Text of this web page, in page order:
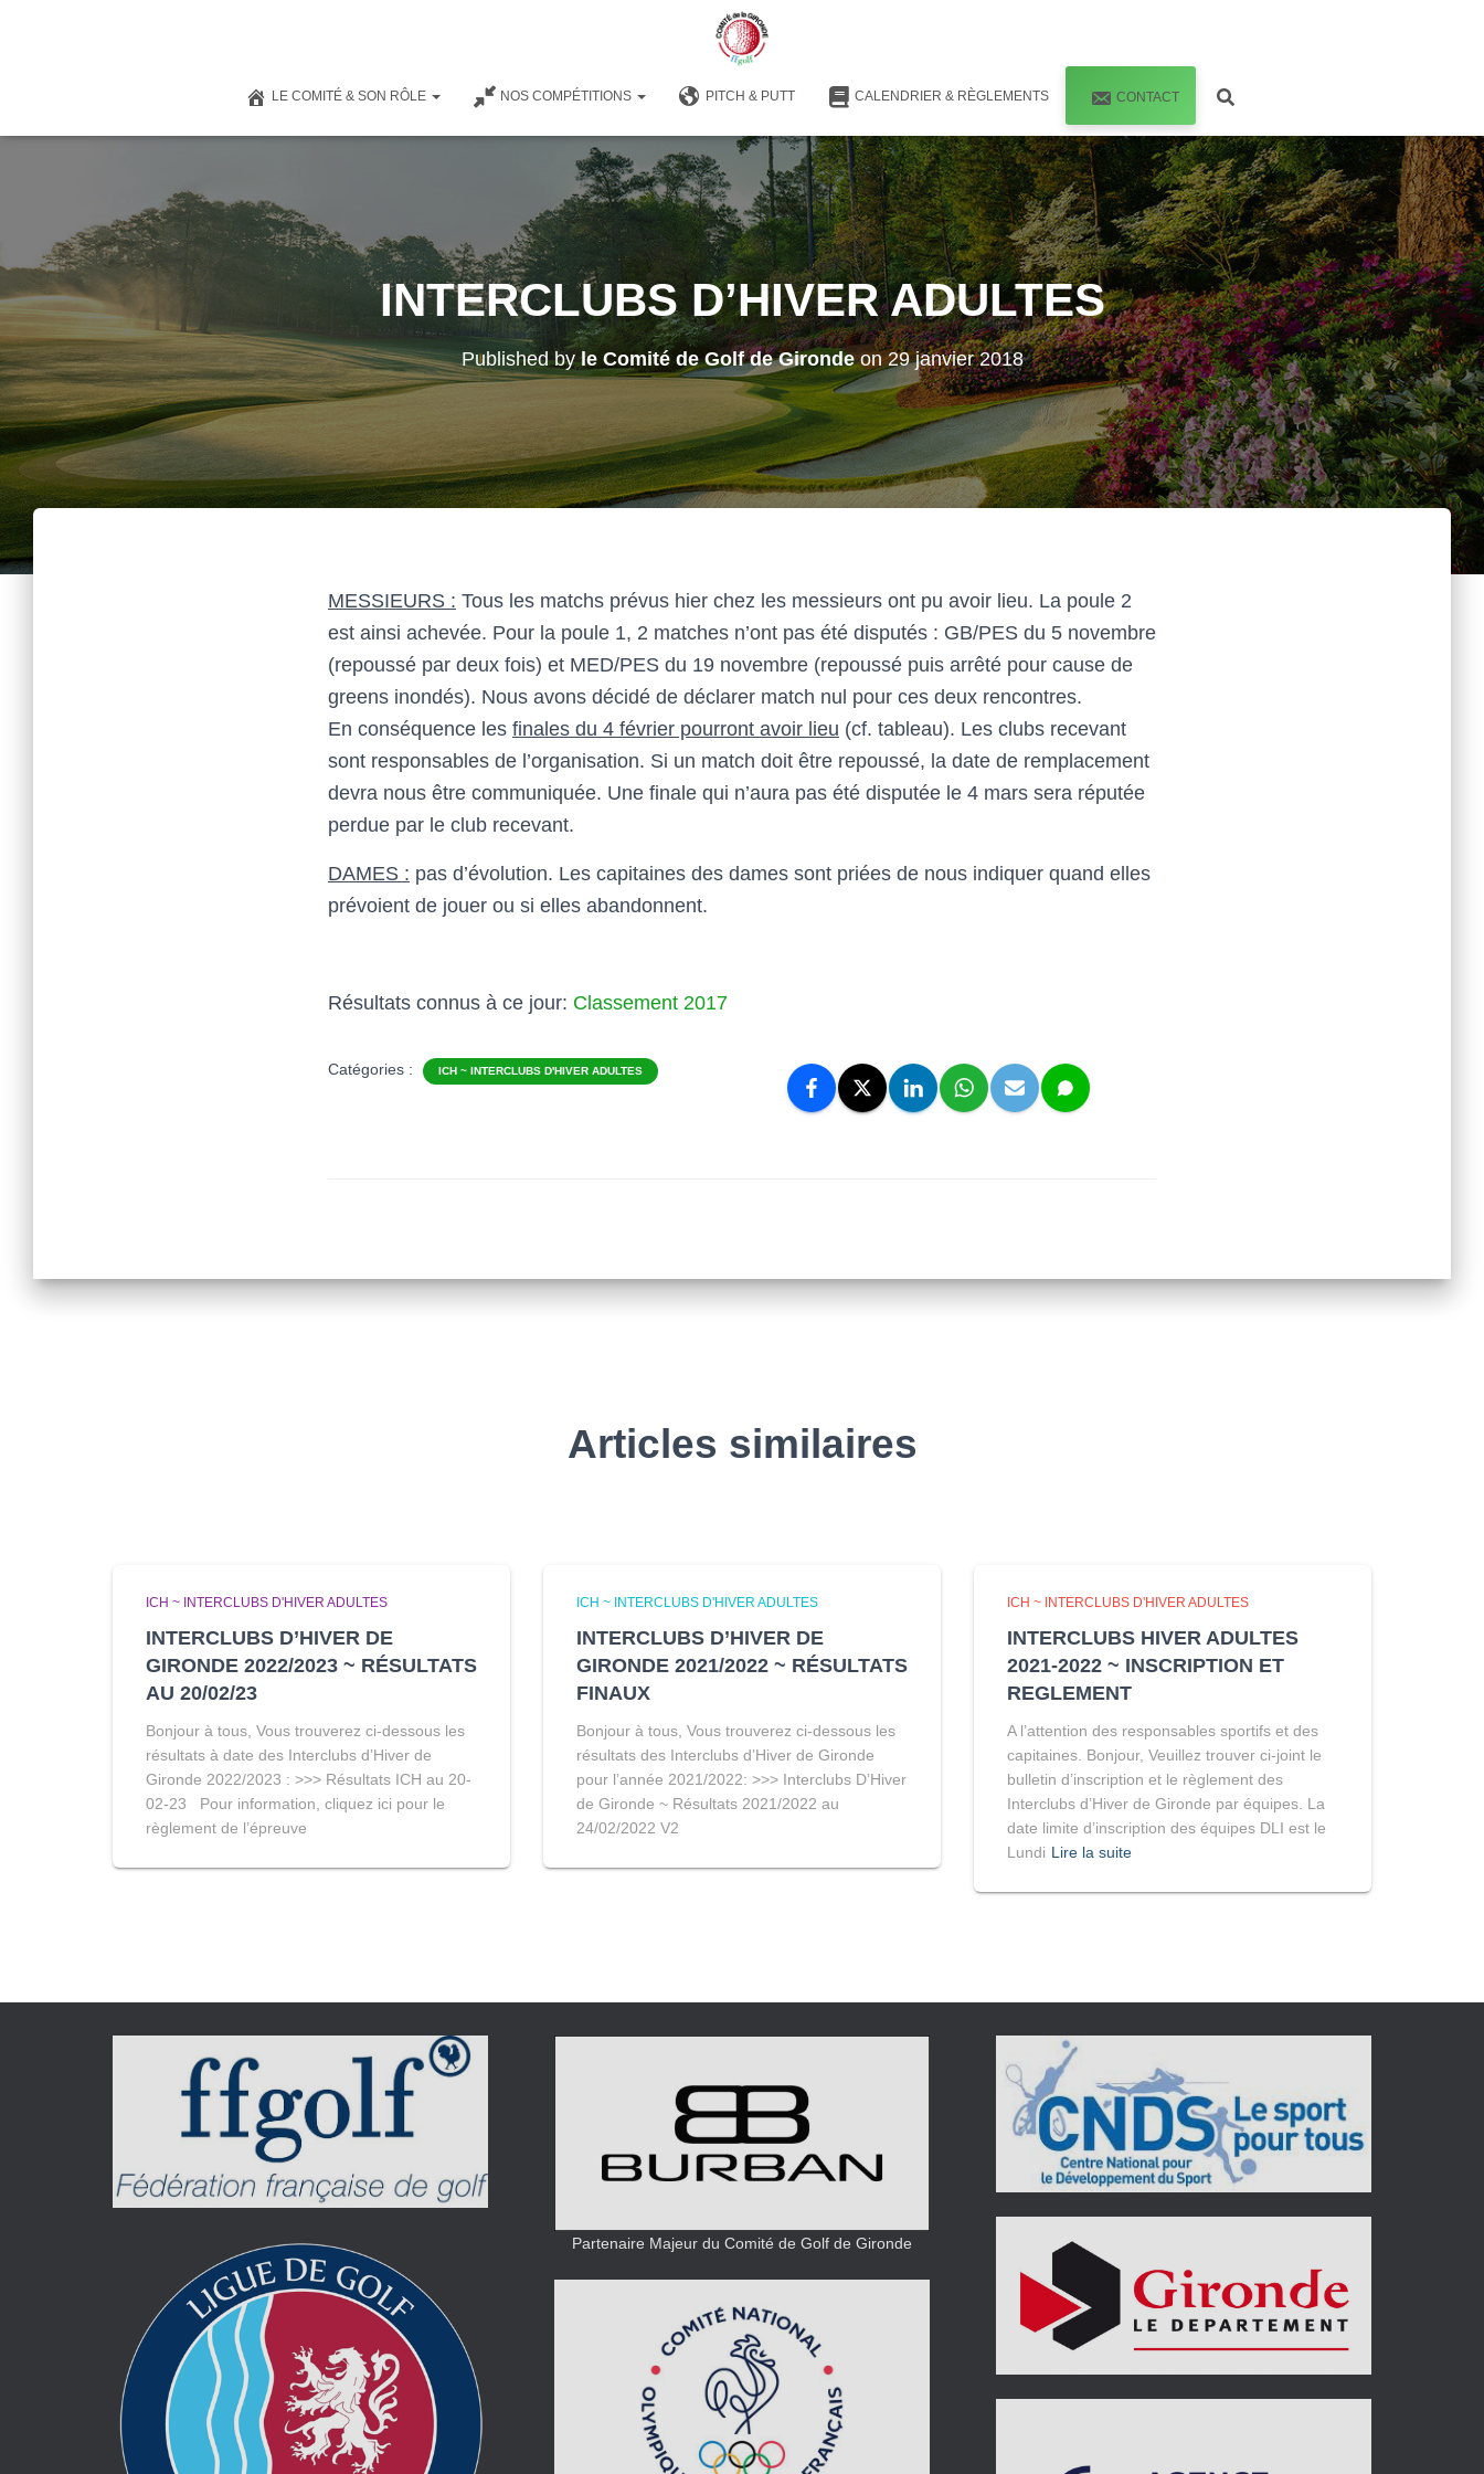
LE COMITÉ & SON RÔLE NOS COMPÉTITIONS PITCH & PUTT CALENDRIER & RÈGLEMENTS CONTACT
INTERCLUBS D’HIVER ADULTES
Published byle Comité de Golf de Girondeon29 janvier 2018
MESSIEURS : Tous les matchs prévus hier chez les messieurs ont pu avoir lieu. La poule 2
est ainsi achevée. Pour la poule 1, 2 matches n’ont pas été disputés : GB/PES du 5 novembre
(repoussé par deux fois) et MED/PES du 19 novembre (repoussé puis arrêté pour cause de
greens inondés). Nous avons décidé de déclarer match nul pour ces deux rencontres.
En conséquence les finales du 4 février pourront avoir lieu (cf. tableau). Les clubs recevant
sont responsables de l’organisation. Si un match doit être repoussé, la date de remplacement
devra nous être communiquée. Une finale qui n’aura pas été disputée le 4 mars sera réputée
perdue par le club recevant.
DAMES : pas d’évolution. Les capitaines des dames sont priées de nous indiquer quand elles
prévoient de jouer ou si elles abandonnent.
Résultats connus à ce jour: Classement 2017
Catégories : ICH ~ INTERCLUBS D'HIVER ADULTES
Articles similaires
ICH ~ INTERCLUBS D'HIVER ADULTES
INTERCLUBS D’HIVER DE
GIRONDE 2022/2023 ~ RÉSULTATS
AU 20/02/23
Bonjour à tous, Vous trouverez ci-dessous les
résultats à date des Interclubs d’Hiver de
Gironde 2022/2023 : >>> Résultats ICH au 20-
02-23 Pour information, cliquez ici pour le
règlement de l’épreuve
ICH ~ INTERCLUBS D'HIVER ADULTES
INTERCLUBS D’HIVER DE
GIRONDE 2021/2022 ~ RÉSULTATS
FINAUX
Bonjour à tous, Vous trouverez ci-dessous les
résultats des Interclubs d’Hiver de Gironde
pour l’année 2021/2022: >>> Interclubs D’Hiver
de Gironde ~ Résultats 2021/2022 au
24/02/2022 V2
ICH ~ INTERCLUBS D'HIVER ADULTES
INTERCLUBS HIVER ADULTES
2021-2022 ~ INSCRIPTION ET
REGLEMENT
A l’attention des responsables sportifs et des
capitaines. Bonjour, Veuillez trouver ci-joint le
bulletin d’inscription et le règlement des
Interclubs d’Hiver de Gironde par équipes. La
date limite d’inscription des équipes DLI est le
Lundi Lire la suite
Partenaire Majeur du Comité de Golf de Gironde